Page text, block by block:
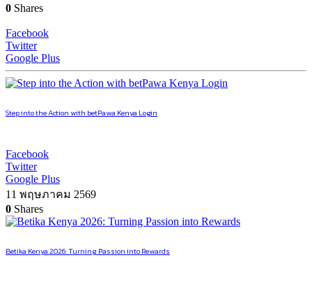
0 Shares
Facebook
Twitter
Google Plus
Step into the Action with betPawa Kenya Login
Facebook
Twitter
Google Plus
11 พฤษภาคม 2569
0 Shares
Betika Kenya 2026: Turning Passion into Rewards